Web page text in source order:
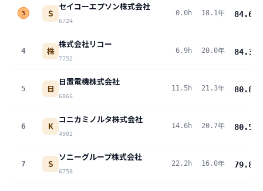
3 S
セイコーエプソン株式会社
6724
0.0h 18.1年 84.6
4 株
株式会社リコー
7752
6.9h 20.0年 84.3
5 日
日置電機株式会社
6866
11.5h 21.3年 80.8
6 K
コニカミノルタ株式会社
4902
14.6h 20.7年 80.5
7 S
ソニーグループ株式会社
6758
22.2h 16.0年 79.8